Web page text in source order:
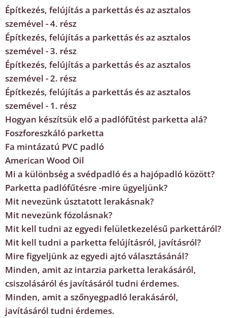
Építkezés, felújítás a parkettás és az asztalos
szemével - 4. rész
Építkezés, felújítás a parkettás és az asztalos
szemével - 3. rész
Építkezés, felújítás a parkettás és az asztalos
szemével - 2. rész
Építkezés, felújítás a parkettás és az asztalos
szemével - 1. rész
Hogyan készítsük elő a padlófűtést parketta alá?
Foszforeszkáló parketta
Fa mintázatú PVC padló
American Wood Oil
Mi a különbség a svédpadló és a hajópadló között?
Parketta padlófűtésre -mire ügyeljünk?
Mit nevezünk úsztatott lerakásnak?
Mit nevezünk fózolásnak?
Mit kell tudni az egyedi felületkezelésű parkettáról?
Mit kell tudni a parketta felújításról, javításról?
Mire figyeljünk az egyedi ajtó választásánál?
Minden, amit az intarzia parketta lerakásáról,
csiszolásáról és javításáról tudni érdemes.
Minden, amit a szőnyegpadló lerakásáról,
javításáról tudni érdemes.